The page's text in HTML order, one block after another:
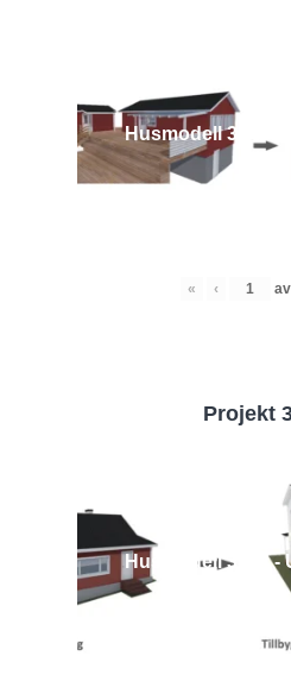
Husmodell 3442 -
« ‹ av
Projekt
Husmodell 3104 -